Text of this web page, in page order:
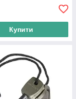
Купити